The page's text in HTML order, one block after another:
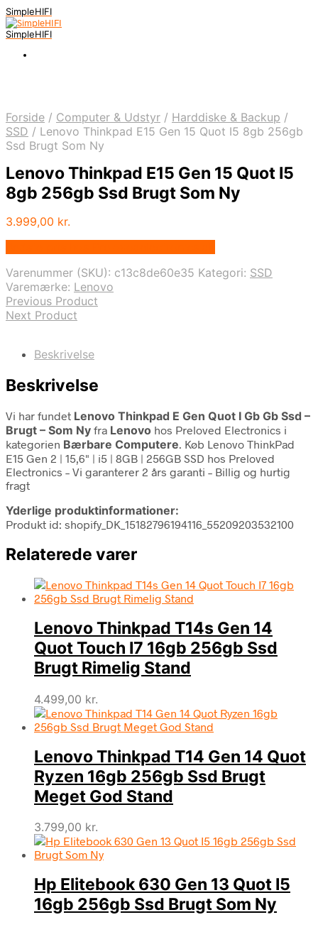
SimpleHIFI
SimpleHIFI
Forside / Computer & Udstyr / Harddiske & Backup /
SSD / Lenovo Thinkpad E15 Gen 15 Quot I5 8gb 256gb
Ssd Brugt Som Ny
Lenovo Thinkpad E15 Gen 15 Quot I5
8gb 256gb Ssd Brugt Som Ny
3.999,00 kr.
Varenummer (SKU): c13c8de60e35 Kategori: SSD
Varemærke: Lenovo
Previous Product
Next Product
Beskrivelse
Beskrivelse
Vi har fundet Lenovo Thinkpad E Gen Quot I Gb Gb Ssd –
Brugt – Som Ny fra Lenovo hos Preloved Electronics i
kategorien Bærbare Computere. Køb Lenovo ThinkPad
E15 Gen 2 | 15,6" | i5 | 8GB | 256GB SSD hos Preloved
Electronics – Vi garanterer 2 års garanti – Billig og hurtig
fragt
Yderlige produktinformationer:
Produkt id: shopify_DK_15182796194116_55209203532100
Relaterede varer
Lenovo Thinkpad T14s Gen 14
Quot Touch I7 16gb 256gb Ssd
Brugt Rimelig Stand
4.499,00 kr.
Lenovo Thinkpad T14 Gen 14 Quot
Ryzen 16gb 256gb Ssd Brugt
Meget God Stand
3.799,00 kr.
Hp Elitebook 630 Gen 13 Quot I5
16gb 256gb Ssd Brugt Som Ny